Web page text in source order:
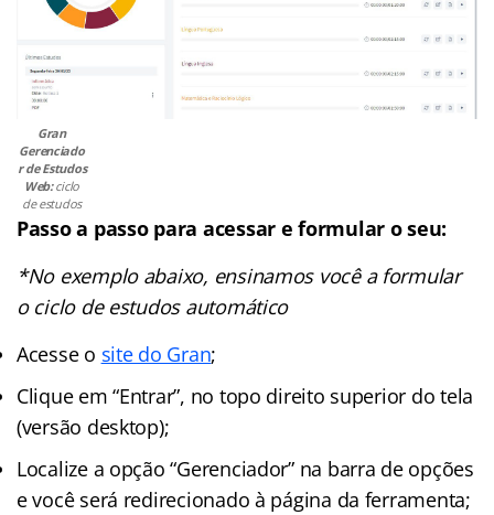
Gran
Gerenciado
r de Estudos
Web:ciclo
de estudos
Passo a passo para acessar e formular o seu:
*No exemplo abaixo, ensinamos você a formular
o ciclo de estudos automático
Acesse o site do Gran;
Clique em “Entrar”, no topo direito superior do tela
(versão desktop);
Localize a opção “Gerenciador” na barra de opções
e você será redirecionado à página da ferramenta;